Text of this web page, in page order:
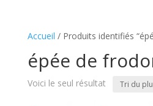
Accueil / Produits identifiés
épée de
Voici le seul résultat